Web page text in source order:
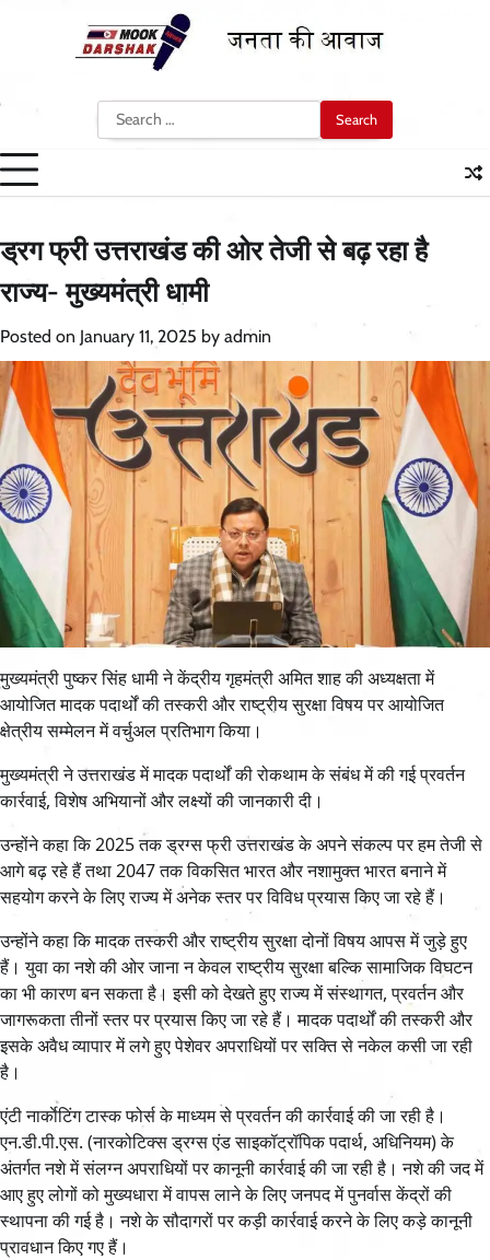
Search
for:
ड्रग फ्री उत्तराखंड की ओर तेजी से बढ़ रहा है
राज्य- मुख्यमंत्री धामी
Posted on January 11, 2025 by admin
मुख्यमंत्री पुष्कर सिंह धामी ने केंद्रीय गृहमंत्री अमित शाह की अध्यक्षता में
आयोजित मादक पदार्थों की तस्करी और राष्ट्रीय सुरक्षा विषय पर आयोजित
क्षेत्रीय सम्मेलन में वर्चुअल प्रतिभाग किया।
मुख्यमंत्री ने उत्तराखंड में मादक पदार्थों की रोकथाम के संबंध में की गई प्रवर्तन
कार्रवाई, विशेष अभियानों और लक्ष्यों की जानकारी दी।
उन्होंने कहा कि 2025 तक ड्रग्स फ्री उत्तराखंड के अपने संकल्प पर हम तेजी से
आगे बढ़ रहे हैं तथा 2047 तक विकसित भारत और नशामुक्त भारत बनाने में
सहयोग करने के लिए राज्य में अनेक स्तर पर विविध प्रयास किए जा रहे हैं।
उन्होंने कहा कि मादक तस्करी और राष्ट्रीय सुरक्षा दोनों विषय आपस में जुड़े हुए
हैं। युवा का नशे की ओर जाना न केवल राष्ट्रीय सुरक्षा बल्कि सामाजिक विघटन
का भी कारण बन सकता है। इसी को देखते हुए राज्य में संस्थागत, प्रवर्तन और
जागरूकता तीनों स्तर पर प्रयास किए जा रहे हैं। मादक पदार्थों की तस्करी और
इसके अवैध व्यापार में लगे हुए पेशेवर अपराधियों पर सक्ति से नकेल कसी जा रही
है।
एंटी नार्काेटिंग टास्क फोर्स के माध्यम से प्रवर्तन की कार्रवाई की जा रही है।
एन.डी.पी.एस. (नारकोटिक्स ड्रग्स एंड साइकॉट्रॉपिक पदार्थ, अधिनियम) के
अंतर्गत नशे में संलग्न अपराधियों पर कानूनी कार्रवाई की जा रही है। नशे की जद में
आए हुए लोगों को मुख्यधारा में वापस लाने के लिए जनपद में पुनर्वास केंद्रों की
स्थापना की गई है। नशे के सौदागरों पर कड़ी कार्रवाई करने के लिए कड़े कानूनी
प्रावधान किए गए हैं।